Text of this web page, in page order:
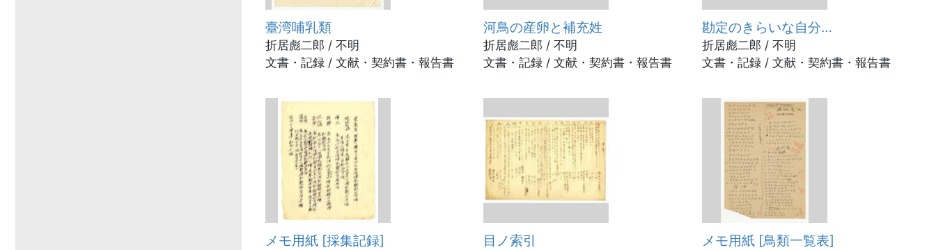
臺湾哺乳類
折居彪二郎 / 不明
文書・記録 / 文献・契約書・報告書
河鳥の産卵と補充姓
折居彪二郎 / 不明
文書・記録 / 文献・契約書・報告書
勘定のきらいな自分…
折居彪二郎 / 不明
文書・記録 / 文献・契約書・報告書
メモ用紙 [採集記録] 目ノ索引 メモ用紙 [鳥類一覧表]